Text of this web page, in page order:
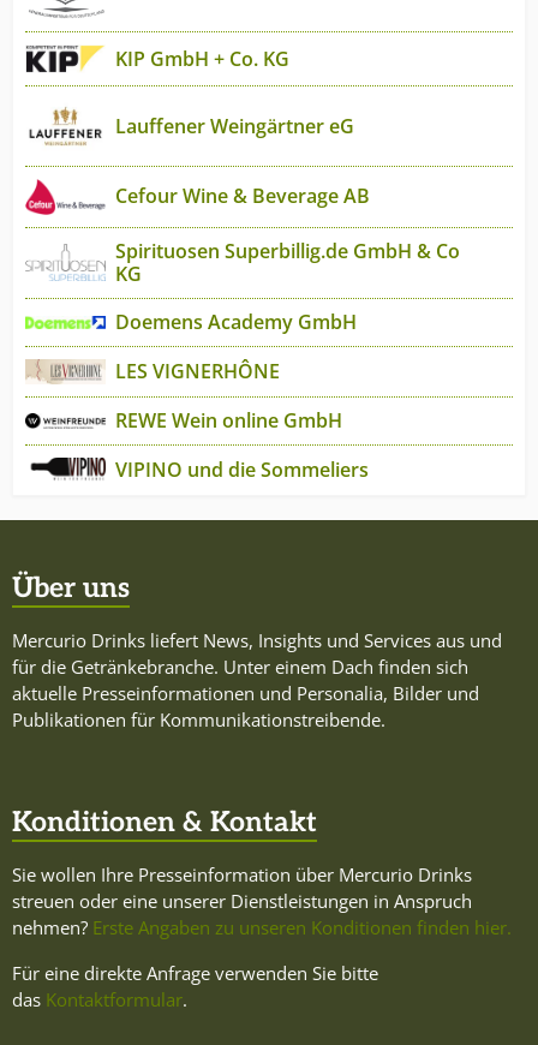
KIP GmbH + Co. KG
Lauffener Weingärtner eG
Cefour Wine & Beverage AB
Spirituosen Superbillig.de GmbH & Co
KG
Doemens Academy GmbH
LES VIGNERHÔNE
REWE Wein online GmbH
VIPINO und die Sommeliers
Über uns
Mercurio Drinks liefert News, Insights und Services aus und
für die Getränkebranche. Unter einem Dach finden sich
aktuelle Presseinformationen und Personalia, Bilder und
Publikationen für Kommunikationstreibende.
Konditionen & Kontakt
Sie wollen Ihre Presseinformation über Mercurio Drinks
streuen oder eine unserer Dienstleistungen in Anspruch
nehmen? Erste Angaben zu unseren Konditionen finden hier.
Für eine direkte Anfrage verwenden Sie bitte
das Kontaktformular.